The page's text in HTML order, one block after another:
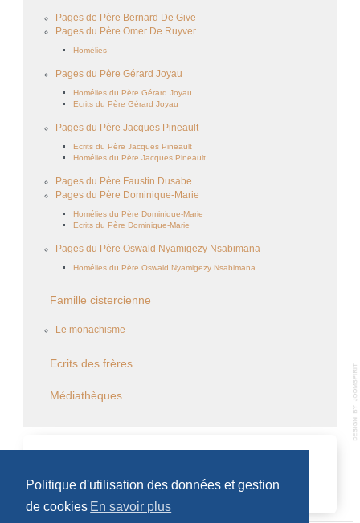
Politique d'utilisation des données et gestion
de cookies En savoir plus
Pages de Père Bernard De Give
Pages du Père Omer De Ruyver
Homélies
Pages du Père Gérard Joyau
Homélies du Père Gérard Joyau
Ecrits du Père Gérard Joyau
Pages du Père Jacques Pineault
Ecrits du Père Jacques Pineault
Homélies du Père Jacques Pineault
Pages du Père Faustin Dusabe
Pages du Père Dominique-Marie
Homélies du Père Dominique-Marie
Ecrits du Père Dominique-Marie
Pages du Père Oswald Nyamigezy Nsabimana
Homélies du Père Oswald Nyamigezy Nsabimana
Famille cistercienne
Le monachisme
Ecrits des frères
Médiathèques
Aucun évènement